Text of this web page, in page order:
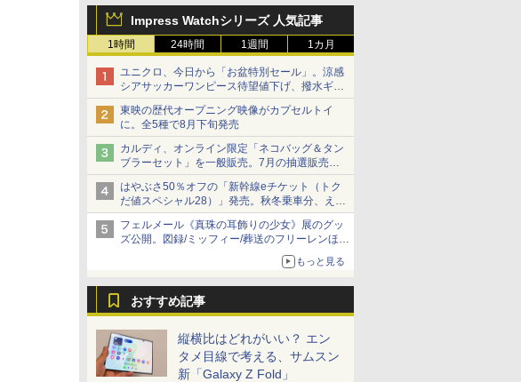
Impress Watchシリーズ 人気記事
1時間 24時間 1週間 1カ月
ユニクロ、今日から「お盆特別セール」。涼感
シアサッカーワンピース待望値下げ、撥水ギア
ショーツは1990円に
東映の歴代オープニング映像がカプセルトイ
に。全5種で8月下旬発売
カルディ、オンライン限定「ネコバッグ＆タン
ブラーセット」を一般販売。7月の抽選販売の
当選無効分
はやぶさ50％オフの「新幹線eチケット（トク
だ値スペシャル28）」発売。秋冬乗車分、えき
ねっと限定
フェルメール《真珠の耳飾りの少女》展のグッ
ズ公開。図録/ミッフィー/葬送のフリーレンほ
もっと見る
おすすめ記事
縦横比はどれがいい？ エン
タメ目線で考える、サムスン
新「Galaxy Z Fold」